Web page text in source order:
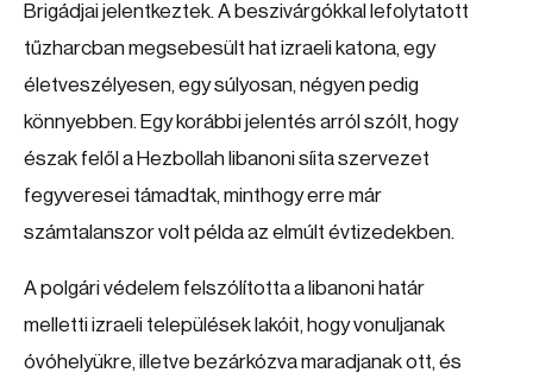
Brigádjai jelentkeztek. A beszivárgókkal lefolytatott
tűzharcban megsebesült hat izraeli katona, egy
életveszélyesen, egy súlyosan, négyen pedig
könnyebben. Egy korábbi jelentés arról szólt, hogy
észak felől a Hezbollah libanoni síita szervezet
fegyveresei támadtak, minthogy erre már
számtalanszor volt példa az elmúlt évtizedekben.
A polgári védelem felszólította a libanoni határ
melletti izraeli települések lakóit, hogy vonuljanak
óvóhelyükre, illetve bezárkózva maradjanak ott, és